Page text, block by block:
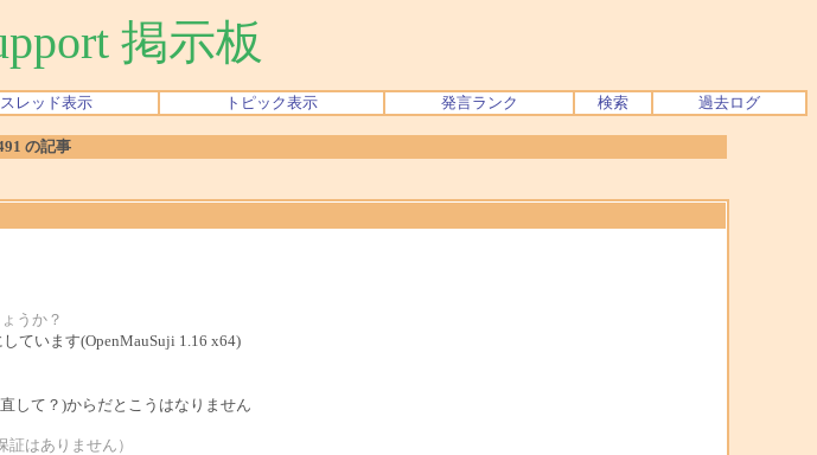
掲示板
スレッド表示 トピック表示 発言ランク 検索 過去ログ
の記事
うか？
ています(OpenMauSuji 1.16 x64)
して？)からだとこうはなりません
はありません）